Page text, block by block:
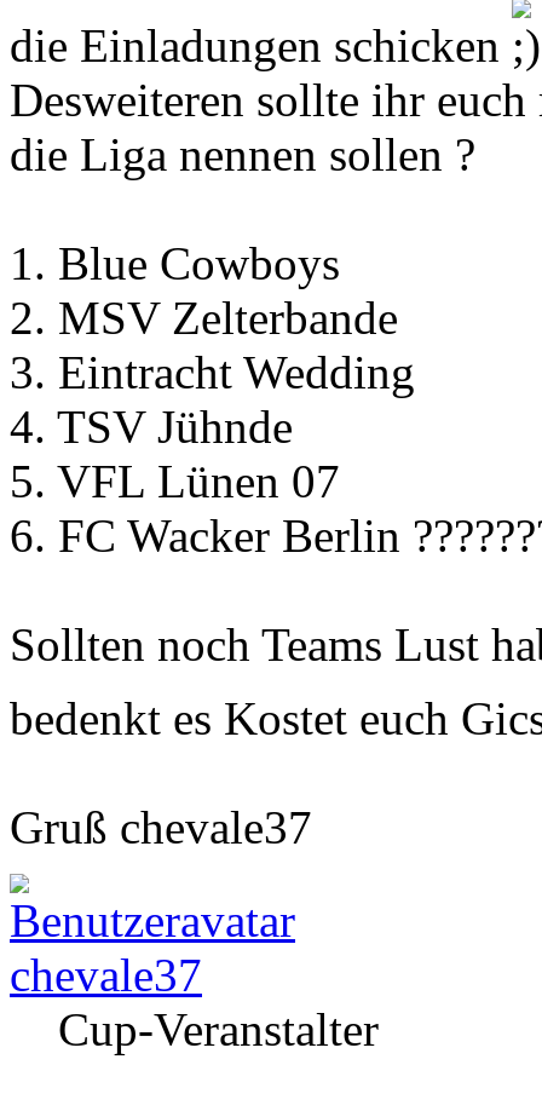
die Einladungen schicken
Desweiteren sollte ihr
die Liga nennen sollen ?
1. Blue Cowboys
2. MSV Zelterbande
3. Eintracht Wedding
4. TSV Jühnde
5. VFL Lünen 07
6. FC Wacker Berlin
Sollten noch Teams Lust
bedenkt es Kostet euch
Gruß chevale37
chevale37
Cup-Veranstalter